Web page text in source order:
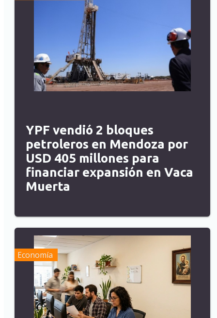
YPF vendió 2 bloques
petroleros en Mendoza por
USD 405 millones para
financiar expansión en Vaca
Muerta
Economía